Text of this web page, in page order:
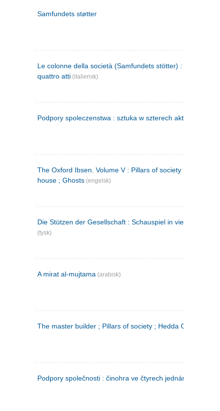
Samfundets støtter
Le colonne della società (Samfundets stötter) : commedia
quattro atti (italiensk)
Podpory spoleczenstwa : sztuka w szterech aktach
The Oxford Ibsen. Volume V : Pillars of society ; A doll's
house ; Ghosts (engelsk)
Die Stützen der Gesellschaft : Schauspiel in vier Aufzügen
(tysk)
A mirat al-mujtama (arabisk)
The master builder ; Pillars of society ; Hedda Gabler
Podpory společnosti : činohra ve čtyrech jednáních